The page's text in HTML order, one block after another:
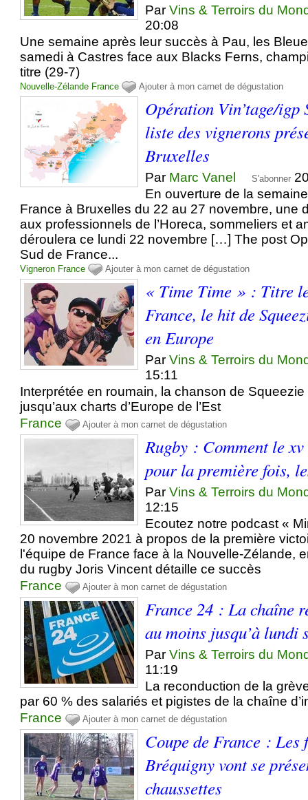
ParVins & Terroirs du
20:08
Une semaine après leur succès à Pau, les
samedi à Castres face aux Blacks Ferns,
titre (29-7)
Nouvelle-Zélande France Ajouter à mon carnet de dégustation
Opération Vin’tage/igp
liste des vignerons
Bruxelles
Par Marc Vanel S'abonner
En ouverture de la
France à Bruxelles du 22 au 27 novembre, une
aux professionnels de l’Horeca, sommeliers et
déroulera ce lundi 22 novembre […] The post
Sud de France...
Vigneron France Ajouter à mon carnet de dégustation
« Time Time » : Titre
France, le hit de
en Europe
ParVins & Terroirs du
15:11
Interprétée en roumain, la chanson de
jusqu’aux charts d’Europe de l’Est
France
Ajouter à mon carnet de dégustation
Rugby : Comment le
pour la première fois,
ParVins & Terroirs du
12:15
Ecoutez notre podcast «
20 novembre 2021 à propos de la première
l'équipe de France face à la Nouvelle-Zélande,
du rugby Joris Vincent détaille ce succès
France
Ajouter à mon carnet de dégustation
France 24 : La chaîne
au moins jusqu’à lundi
ParVins & Terroirs du
11:19
La reconduction de la
par 60 % des salariés et pigistes de la chaîne
France
Ajouter à mon carnet de dégustation
Coupe de France : Les
Bréquigny vont se
chaussettes